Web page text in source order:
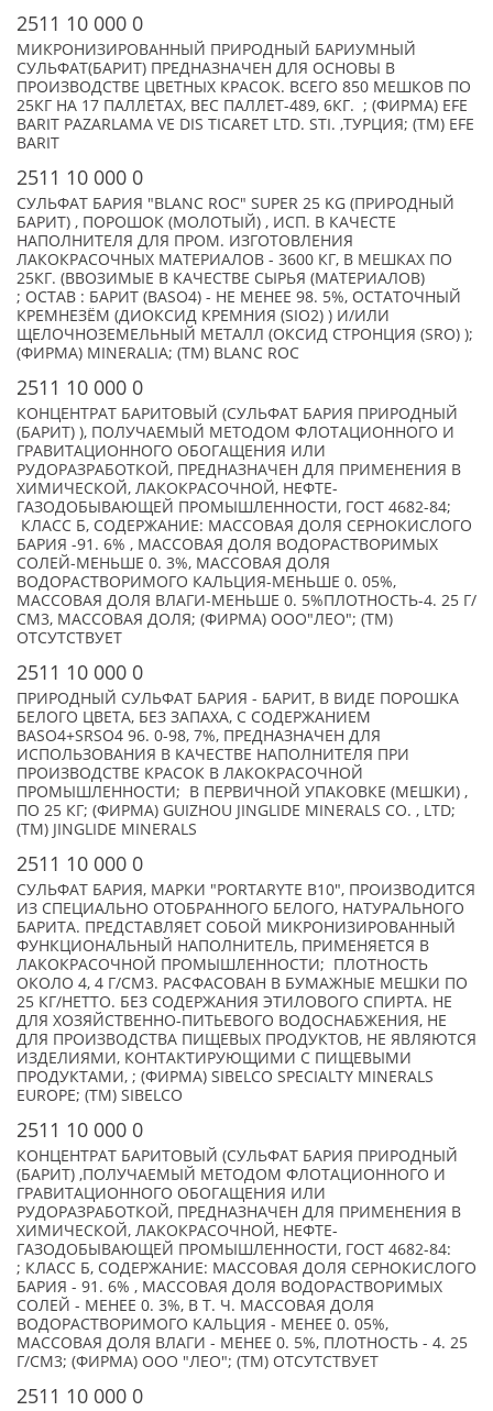
2511 10 000 0
МИКРОНИЗИРОВАННЫЙ ПРИРОДНЫЙ БАРИУМНЫЙ
СУЛЬФАТ(БАРИТ) ПРЕДНАЗНАЧЕН ДЛЯ ОСНОВЫ В
ПРОИЗВОДСТВЕ ЦВЕТНЫХ КРАСОК. ВСЕГО 850 МЕШКОВ ПО
25КГ НА 17 ПАЛЛЕТАХ, ВЕС ПАЛЛЕТ-489, 6КГ. ; (ФИРМА) EFE
BARIT PAZARLAMA VE DIS TICARET LTD. STI. ,ТУРЦИЯ; (TM) EFE
BARIT
2511 10 000 0
СУЛЬФАТ БАРИЯ "BLANC ROC" SUPER 25 KG (ПРИРОДНЫЙ
БАРИТ) , ПОРОШОК (МОЛОТЫЙ) , ИСП. В КАЧЕСТЕ
НАПОЛНИТЕЛЯ ДЛЯ ПРОМ. ИЗГОТОВЛЕНИЯ
ЛАКОКРАСОЧНЫХ МАТЕРИАЛОВ - 3600 КГ, В МЕШКАХ ПО
25КГ. (ВВОЗИМЫЕ В КАЧЕСТВЕ СЫРЬЯ (МАТЕРИАЛОВ)
; ОСТАВ : БАРИТ (BASO4) - НЕ МЕНЕЕ 98. 5%, ОСТАТОЧНЫЙ
КРЕМНЕЗЁМ (ДИОКСИД КРЕМНИЯ (SIO2) ) И/ИЛИ
ЩЕЛОЧНОЗЕМЕЛЬНЫЙ МЕТАЛЛ (ОКСИД СТРОНЦИЯ (SRO) );
(ФИРМА) MINERALIA; (TM) BLANC ROC
2511 10 000 0
КОНЦЕНТРАТ БАРИТОВЫЙ (СУЛЬФАТ БАРИЯ ПРИРОДНЫЙ
(БАРИТ) ), ПОЛУЧАЕМЫЙ МЕТОДОМ ФЛОТАЦИОННОГО И
ГРАВИТАЦИОННОГО ОБОГАЩЕНИЯ ИЛИ
РУДОРАЗРАБОТКОЙ, ПРЕДНАЗНАЧЕН ДЛЯ ПРИМЕНЕНИЯ В
ХИМИЧЕСКОЙ, ЛАКОКРАСОЧНОЙ, НЕФТЕ-
ГАЗОДОБЫВАЮЩЕЙ ПРОМЫШЛЕННОСТИ, ГОСТ 4682-84;
КЛАСС Б, СОДЕРЖАНИЕ: МАССОВАЯ ДОЛЯ СЕРНОКИСЛОГО
БАРИЯ -91. 6% , МАССОВАЯ ДОЛЯ ВОДОРАСТВОРИМЫХ
СОЛЕЙ-МЕНЬШЕ 0. 3%, МАССОВАЯ ДОЛЯ
ВОДОРАСТВОРИМОГО КАЛЬЦИЯ-МЕНЬШЕ 0. 05%,
МАССОВАЯ ДОЛЯ ВЛАГИ-МЕНЬШЕ 0. 5%ПЛОТНОСТЬ-4. 25 Г/
СМ3, МАССОВАЯ ДОЛЯ; (ФИРМА) ООО"ЛЕО"; (TM)
ОТСУТСТВУЕТ
2511 10 000 0
ПРИРОДНЫЙ СУЛЬФАТ БАРИЯ - БАРИТ, В ВИДЕ ПОРОШКА
БЕЛОГО ЦВЕТА, БЕЗ ЗАПАХА, С СОДЕРЖАНИЕМ
BASO4+SRSO4 96. 0-98, 7%, ПРЕДНАЗНАЧЕН ДЛЯ
ИСПОЛЬЗОВАНИЯ В КАЧЕСТВЕ НАПОЛНИТЕЛЯ ПРИ
ПРОИЗВОДСТВЕ КРАСОК В ЛАКОКРАСОЧНОЙ
ПРОМЫШЛЕННОСТИ; В ПЕРВИЧНОЙ УПАКОВКЕ (МЕШКИ) ,
ПО 25 КГ; (ФИРМА) GUIZHOU JINGLIDE MINERALS CO. , LTD;
(TM) JINGLIDE MINERALS
2511 10 000 0
СУЛЬФАТ БАРИЯ, МАРКИ "PORTARYTE B10", ПРОИЗВОДИТСЯ
ИЗ СПЕЦИАЛЬНО ОТОБРАННОГО БЕЛОГО, НАТУРАЛЬНОГО
БАРИТА. ПРЕДСТАВЛЯЕТ СОБОЙ МИКРОНИЗИРОВАННЫЙ
ФУНКЦИОНАЛЬНЫЙ НАПОЛНИТЕЛЬ, ПРИМЕНЯЕТСЯ В
ЛАКОКРАСОЧНОЙ ПРОМЫШЛЕННОСТИ; ПЛОТНОСТЬ
ОКОЛО 4, 4 Г/СМ3. РАСФАСОВАН В БУМАЖНЫЕ МЕШКИ ПО
25 КГ/НЕТТО. БЕЗ СОДЕРЖАНИЯ ЭТИЛОВОГО СПИРТА. НЕ
ДЛЯ ХОЗЯЙСТВЕННО-ПИТЬЕВОГО ВОДОСНАБЖЕНИЯ, НЕ
ДЛЯ ПРОИЗВОДСТВА ПИЩЕВЫХ ПРОДУКТОВ, НЕ ЯВЛЯЮТСЯ
ИЗДЕЛИЯМИ, КОНТАКТИРУЮЩИМИ С ПИЩЕВЫМИ
ПРОДУКТАМИ, ; (ФИРМА) SIBELCO SPECIALTY MINERALS
EUROPE; (TM) SIBELCO
2511 10 000 0
КОНЦЕНТРАТ БАРИТОВЫЙ (СУЛЬФАТ БАРИЯ ПРИРОДНЫЙ
(БАРИТ) ,ПОЛУЧАЕМЫЙ МЕТОДОМ ФЛОТАЦИОННОГО И
ГРАВИТАЦИОННОГО ОБОГАЩЕНИЯ ИЛИ
РУДОРАЗРАБОТКОЙ, ПРЕДНАЗНАЧЕН ДЛЯ ПРИМЕНЕНИЯ В
ХИМИЧЕСКОЙ, ЛАКОКРАСОЧНОЙ, НЕФТЕ-
ГАЗОДОБЫВАЮЩЕЙ ПРОМЫШЛЕННОСТИ, ГОСТ 4682-84:
; КЛАСС Б, СОДЕРЖАНИЕ: МАССОВАЯ ДОЛЯ СЕРНОКИСЛОГО
БАРИЯ - 91. 6% , МАССОВАЯ ДОЛЯ ВОДОРАСТВОРИМЫХ
СОЛЕЙ - МЕНЕЕ 0. 3%, В Т. Ч. МАССОВАЯ ДОЛЯ
ВОДОРАСТВОРИМОГО КАЛЬЦИЯ - МЕНЕЕ 0. 05%,
МАССОВАЯ ДОЛЯ ВЛАГИ - МЕНЕЕ 0. 5%, ПЛОТНОСТЬ - 4. 25
Г/СМ3; (ФИРМА) ООО "ЛЕО"; (TM) ОТСУТСТВУЕТ
2511 10 000 0